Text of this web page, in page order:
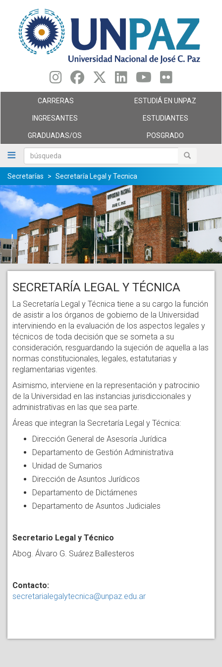
contenido
principal
búsqueda búsqueda
CARRERAS ESTUDIÁ EN UNPAZ
INGRESANTES ESTUDIANTES
GRADUADAS/OS POSGRADO
Secretarías Secretaría Legal y Tecnica
SECRETARÍA LEGAL Y TÉCNICA
La Secretaría Legal y Técnica tiene a su cargo la función
de asistir a los órganos de gobierno de la Universidad
interviniendo en la evaluación de los aspectos legales y
técnicos de toda decisión que se someta a su
consideración, resguardando la sujeción de aquella a las
normas constitucionales, legales, estatutarias y
reglamentarias vigentes.
Asimismo, interviene en la representación y patrocinio
de la Universidad en las instancias jurisdiccionales y
administrativas en las que sea parte.
Áreas que integran la Secretaría Legal y Técnica:
Dirección General de Asesoría Jurídica
Departamento de Gestión Administrativa
Unidad de Sumarios
Dirección de Asuntos Jurídicos
Departamento de Dictámenes
Departamento de Asuntos Judiciales
Secretario Legal y Técnico
Abog. Álvaro G. Suárez Ballesteros
Contacto:
secretarialegalytecnica@unpaz.edu.ar